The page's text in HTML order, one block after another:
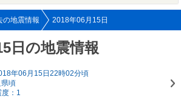
の地震情報 2018年06月15日
日の地震情報
年06月15日22時02分頃
頃
度：1